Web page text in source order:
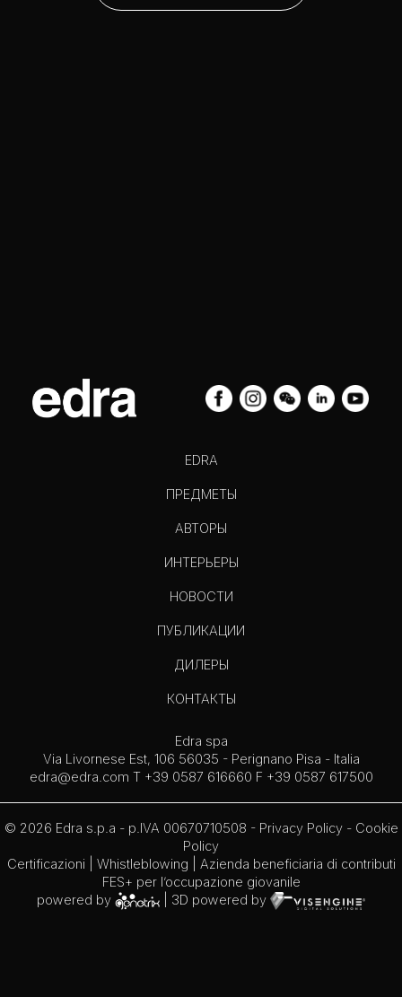
EDRA
ПРЕДМЕТЫ
АВТОРЫ
ИНТЕРЬЕРЫ
НОВОСТИ
ПУБЛИКАЦИИ
ДИЛЕРЫ
КОНТАКТЫ
Edra spa
Via Livornese Est, 106 56035 - Perignano Pisa - Italia
edra@edra.com T +39 0587 616660 F +39 0587 617500
© 2026 Edra s.p.a - p.IVA 00670710508 - Privacy Policy- Cookie
Policy
Certificazioni
Whistleblowing | Azienda beneficiaria di contributi
FES+ per l’occupazione giovanile
powered by
| 3D powered by